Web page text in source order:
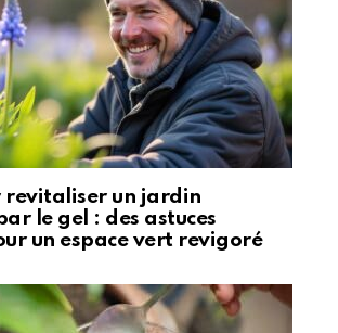
revitaliser un jardin
le gel : des astuces
un espace vert revigoré